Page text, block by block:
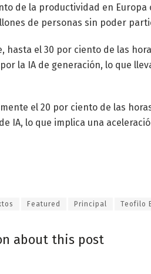
de la productividad en
de personas sin poder
hasta el 30 por ciento de las
la IA de generación, lo que
el 20 por ciento de las
IA, lo que implica una
Featured Principal Teofilo
about this post